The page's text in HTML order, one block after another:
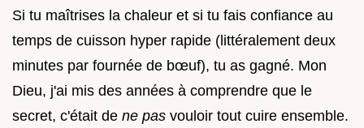
Si tu maîtrises la chaleur et si tu fais confiance au
temps de cuisson hyper rapide (littéralement deux
minutes par fournée de bœuf), tu as gagné. Mon
Dieu, j'ai mis des années à comprendre que le
secret, c'était de ne pas vouloir tout cuire ensemble.